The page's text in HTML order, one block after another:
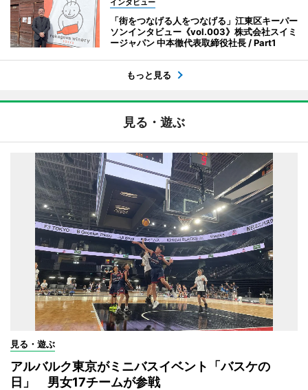
インタビュー
「街をつなげる人をつなげる」江東区キーパー
ソンインタビュー《vol.003》株式会社スイミ
ージャパン 中本徹代表取締役社長 / Part1
もっと見る
見る・遊ぶ
見る・遊ぶ
アルバルク東京がミニバスイベント「バスケの
日」 男女17チームが参戦